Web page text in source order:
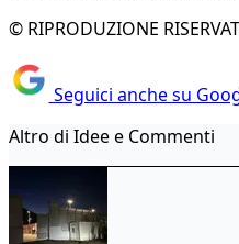
© RIPRODUZIONE
Seguici anche su
Altro di Idee e Commenti